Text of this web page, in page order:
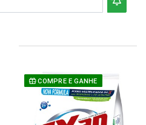
COMPRE E GANHE